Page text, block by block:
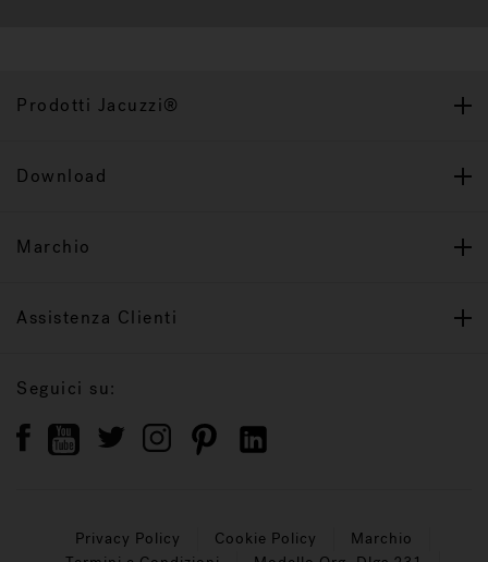
Prodotti Jacuzzi®
Download
Marchio
Assistenza Clienti
Seguici su:
Privacy Policy Cookie Policy
Marchio